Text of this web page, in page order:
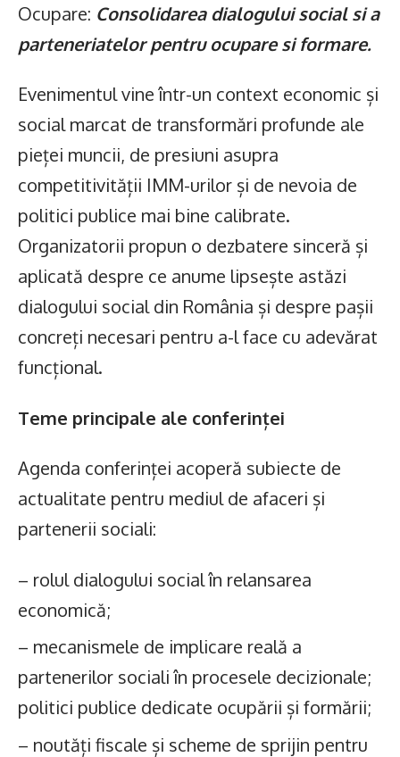
Ocupare: Consolidarea dialogului social si a
parteneriatelor pentru ocupare si formare.
Evenimentul vine într-un context economic și
social marcat de transformări profunde ale
pieței muncii, de presiuni asupra
competitivității IMM-urilor și de nevoia de
politici publice mai bine calibrate.
Organizatorii propun o dezbatere sinceră și
aplicată despre ce anume lipsește astăzi
dialogului social din România și despre pașii
concreți necesari pentru a-l face cu adevărat
funcțional.
Teme principale ale conferinței
Agenda conferinței acoperă subiecte de
actualitate pentru mediul de afaceri și
partenerii sociali:
– rolul dialogului social în relansarea
economică;
– mecanismele de implicare reală a
partenerilor sociali în procesele decizionale;
politici publice dedicate ocupării și formării;
– noutăți fiscale și scheme de sprijin pentru